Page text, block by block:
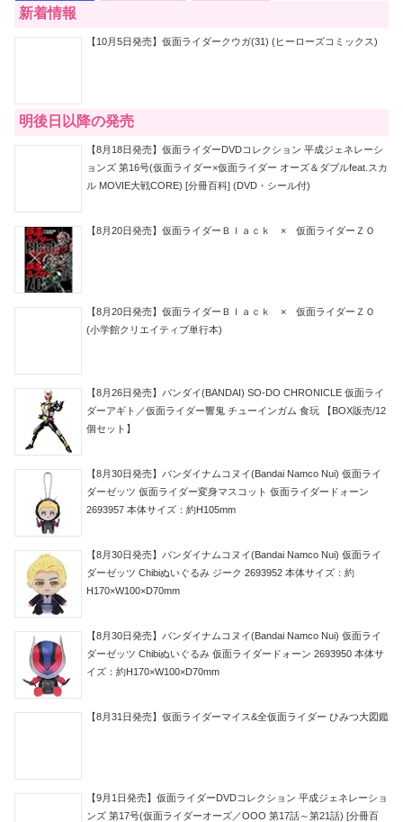
新着情報
【10月5日発売】仮面ライダークウガ(31) (ヒーローズコミックス)
明後日以降の発売
【8月18日発売】仮面ライダーDVDコレクション 平成ジェネレーシ
ョンズ 第16号(仮面ライダー×仮面ライダー オーズ＆ダブルfeat.スカ
ル MOVIE大戦CORE) [分冊百科] (DVD・シール付)
【8月20日発売】仮面ライダーＢｌａｃｋ × 仮面ライダーＺＯ
【8月20日発売】仮面ライダーＢｌａｃｋ × 仮面ライダーＺＯ
(小学館クリエイティブ単行本)
【8月26日発売】バンダイ(BANDAI) SO-DO CHRONICLE 仮面ライ
ダーアギト／仮面ライダー響鬼 チューインガム 食玩 【BOX販売/12
個セット】
【8月30日発売】バンダイナムコヌイ(Bandai Namco Nui) 仮面ライ
ダーゼッツ 仮面ライダー変身マスコット 仮面ライダードォーン
2693957 本体サイズ：約H105mm
【8月30日発売】バンダイナムコヌイ(Bandai Namco Nui) 仮面ライ
ダーゼッツ Chibiぬいぐるみ ジーク 2693952 本体サイズ：約
H170×W100×D70mm
【8月30日発売】バンダイナムコヌイ(Bandai Namco Nui) 仮面ライ
ダーゼッツ Chibiぬいぐるみ 仮面ライダードォーン 2693950 本体サ
イズ：約H170×W100×D70mm
【8月31日発売】仮面ライダーマイス&全仮面ライダー ひみつ大図鑑
【9月1日発売】仮面ライダーDVDコレクション 平成ジェネレーショ
ンズ 第17号(仮面ライダーオーズ／OOO 第17話～第21話) [分冊百